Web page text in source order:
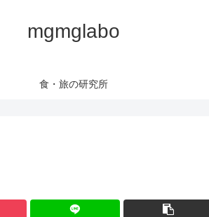
mgmglabo
食・旅の研究所